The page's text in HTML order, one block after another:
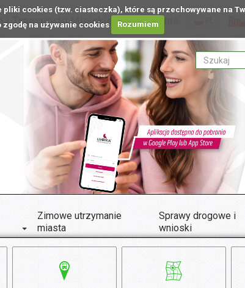
cookies (tzw. ciasteczka), które są przechowywane na
na używanie cookies
Rozumiem
i Transportu Miejskiego w Lublinie
Zimowe utrzymanie
miasta
Sprawy drogowe i
wnioski